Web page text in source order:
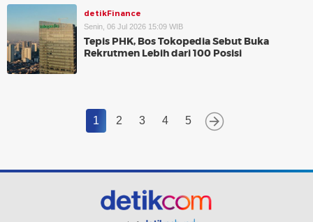
detikFinance
Senin, 06 Jul 2026 15:09 WIB
Tepis PHK, Bos Tokopedia Sebut Buka
Rekrutmen Lebih dari 100 Posisi
1 2 3 4 5